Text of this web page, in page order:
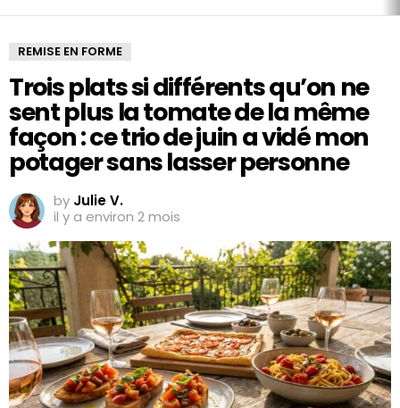
REMISE EN FORME
Trois plats si différents qu’on ne
sent plus la tomate de la même
façon : ce trio de juin a vidé mon
potager sans lasser personne
by Julie V.
il y a environ 2 mois